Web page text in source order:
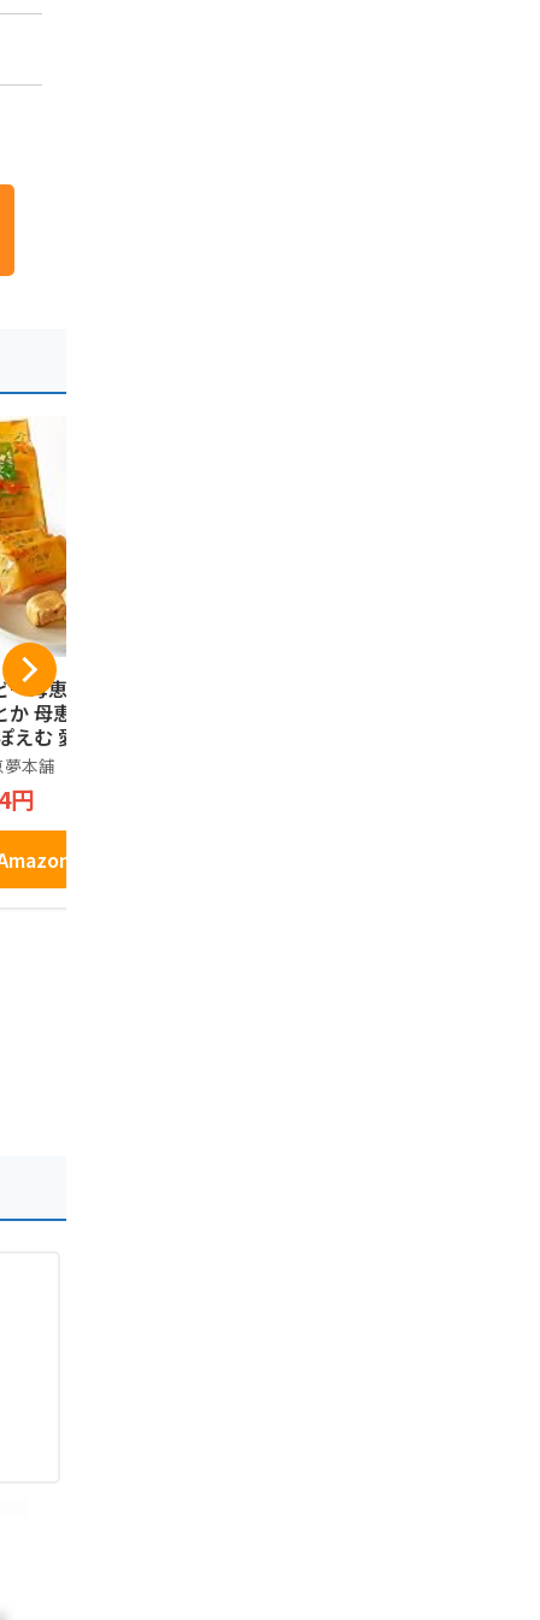
ー母恵夢 愛媛の
か 母恵夢 ポエ
えむ 愛媛 お歳
土産 せとか 瀬
銘菓 お菓子 焼
子 ギフト プレ
ト お取り寄せ
産 スイーツ 個
(6個入)
本舗
円
で見る